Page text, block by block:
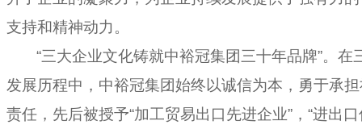
支持和精神动力。
“三大企业文化铸就中裕冠集团三十年品牌”。在
发展历程中，中裕冠集团始终以诚信为本，勇于承
责任，先后被授予“加工贸易出口先进企业”，“进出